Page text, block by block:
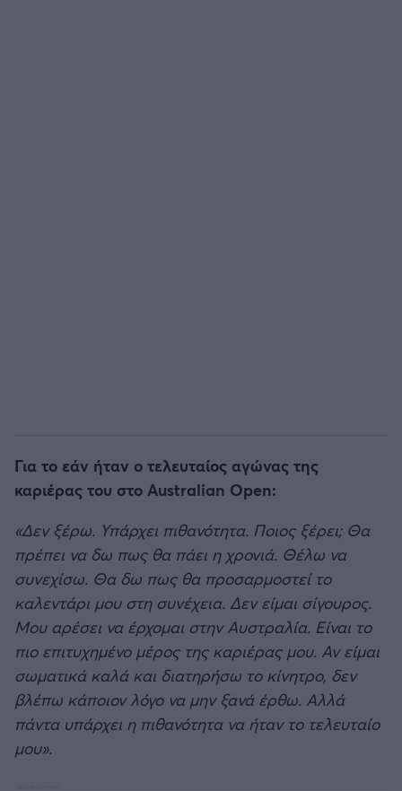
Για το εάν ήταν ο τελευταίος αγώνας της
καριέρας του στο Australian Open:
«Δεν ξέρω. Υπάρχει πιθανότητα. Ποιος ξέρει; Θα
πρέπει να δω πως θα πάει η χρονιά. Θέλω να
συνεχίσω. Θα δω πως θα προσαρμοστεί το
καλεντάρι μου στη συνέχεια. Δεν είμαι σίγουρος.
Μου αρέσει να έρχομαι στην Αυστραλία. Είναι το
πιο επιτυχημένο μέρος της καριέρας μου. Αν είμαι
σωματικά καλά και διατηρήσω το κίνητρο, δεν
βλέπω κάποιον λόγο να μην ξανά έρθω. Αλλά
πάντα υπάρχει η πιθανότητα να ήταν το τελευταίο
μου».